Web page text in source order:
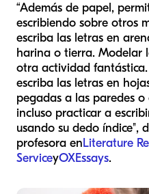
“Además de papel,
escribiendo sobre otros
escriba las letras en
harina o tierra. Modelar
otra actividad fantástica.
escriba las letras en
pegadas a las paredes o
incluso practicar a
usando su dedo índice",
profesora enLiterature
ServiceyOXEssays.